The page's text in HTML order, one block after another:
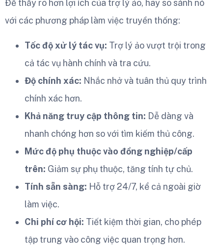
Để thấy rõ hơn lợi ích của trợ lý ảo, hãy so sánh nó
với các phương pháp làm việc truyền thống:
Tốc độ xử lý tác vụ: Trợ lý ảo vượt trội trong
cả tác vụ hành chính và tra cứu.
Độ chính xác: Nhắc nhở và tuân thủ quy trình
chính xác hơn.
Khả năng truy cập thông tin: Dễ dàng và
nhanh chóng hơn so với tìm kiếm thủ công.
Mức độ phụ thuộc vào đồng nghiệp/cấp
trên: Giảm sự phụ thuộc, tăng tính tự chủ.
Tính sẵn sàng: Hỗ trợ 24/7, kể cả ngoài giờ
làm việc.
Chi phí cơ hội: Tiết kiệm thời gian, cho phép
tập trung vào công việc quan trọng hơn.